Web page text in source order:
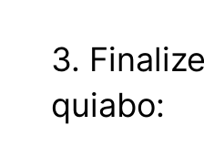
3.
quiabo: